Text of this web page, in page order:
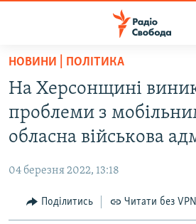
Перейти
основного
матеріалу
Перейти
до
основної
навігації
Перейти
до
ВСЕ ЗА ДОБУ
СТАТТІ
ЕКОНОМІКА
СУСПІЛЬСТВО
РОСІЙСЬКА «ФІЛЬТРАЦІЯ»
ДОНБАС.РЕАЛІЇ
НОВИНИ | ПОЛІТИКА
На Херсонщині
проблеми з
обласна військова
04 березня 2022, 13:18
Поділитись Читати без VPN